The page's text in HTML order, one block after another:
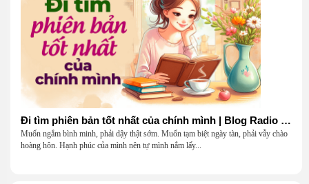
Đi tìm phiên bản tốt nhất của chính mình | Blog Radio 903
Muốn ngắm bình minh, phải dậy thật sớm. Muốn tạm biệt ngày tàn, phải vẫy chào
hoàng hôn. Hạnh phúc của mình nên tự mình nắm lấy...